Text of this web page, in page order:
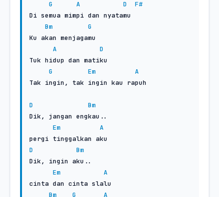
G
A D
F#
Di semua mimpi dan nyatamu
Bm
G
Ku akan menjagamu
A
D
Tuk hidup dan matiku
G
Em
A
Tak ingin, tak ingin kau rapuh
D
Bm
Dik, jangan engkau..
Em
A
D
Bm
Dik, ingin aku..
Em
A
cinta dan cinta slalu
Bm
G A